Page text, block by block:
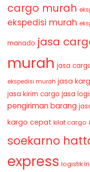
cargo murah
ekspedisi murah
manado jasa
murah jasa
ekspedisi murah jasa
jasa kirim cargo jasa
pengiriman barang
kargo cepat kilat cargo
soekarno
express logistik